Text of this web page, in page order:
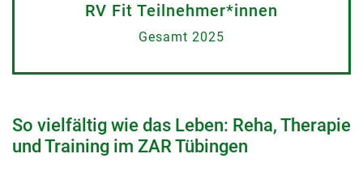
RV Fit Teilnehmer*innen
Gesamt 2025
So vielfältig wie das Leben: Reha, Therapie
und Training im ZAR Tübingen